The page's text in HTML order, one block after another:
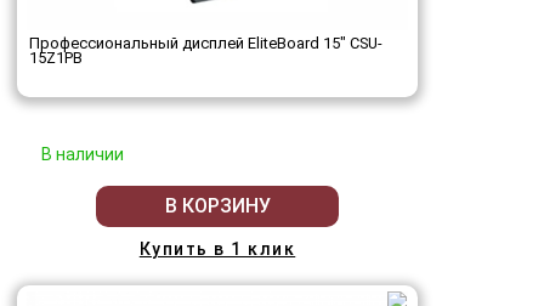
Профессиональный дисплей EliteBoard 15" CSU-
15Z1PB
В наличии
В КОРЗИНУ
Купить в 1 клик